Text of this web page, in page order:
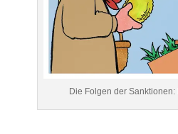
Die Folgen der